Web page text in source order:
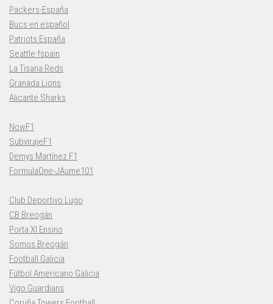
Packers-España
Bucs en español
Patriots España
Seattle fspain
La Tisana Reds
Granada Lions
Alicante Sharks
NowF1
SubvirajeF1
Demys Martínez F1
FormulaOne-JAume101
Club Deportivo Lugo
CB Breogán
Porta XI Ensino
Somos Breogán
Football Galicia
Fútbol Americano Galicia
Vigo Guardians